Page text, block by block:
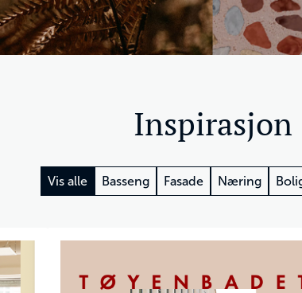
Inspirasjon
Vis alle Basseng Fasade Næring